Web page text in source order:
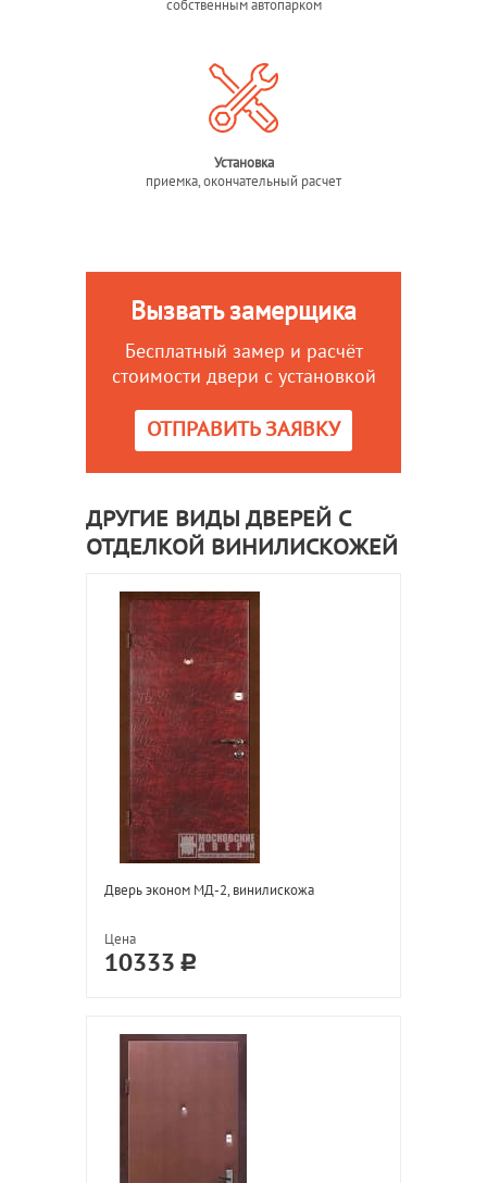
собственным автопарком
Установка
приемка, окончательный расчет
Вызвать замерщика
Бесплатный замер и расчёт
стоимости двери с установкой
ОТПРАВИТЬ ЗАЯВКУ
ДРУГИЕ ВИДЫ ДВЕРЕЙ С
ОТДЕЛКОЙ ВИНИЛИСКОЖЕЙ
Дверь эконом МД-2, винилискожа
Цена
10333